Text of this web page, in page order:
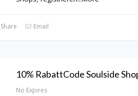
Share Email
10% RabattCode Soulside
No Expires